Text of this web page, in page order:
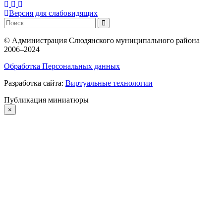
Версия для слабовидящих
© Администрация Слюдянского муниципального района
2006–2024
Обработка Персональных данных
Разработка сайта: Виртуальные технологии
Публикация миниатюры
×